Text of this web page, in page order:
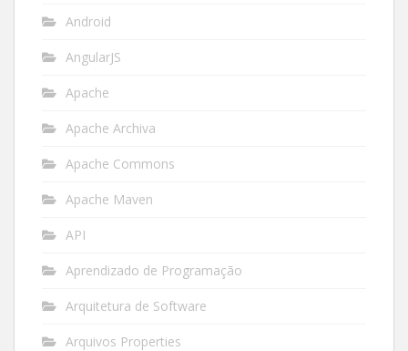
Android
AngularJS
Apache
Apache Archiva
Apache Commons
Apache Maven
API
Aprendizado de Programação
Arquitetura de Software
Arquivos Properties